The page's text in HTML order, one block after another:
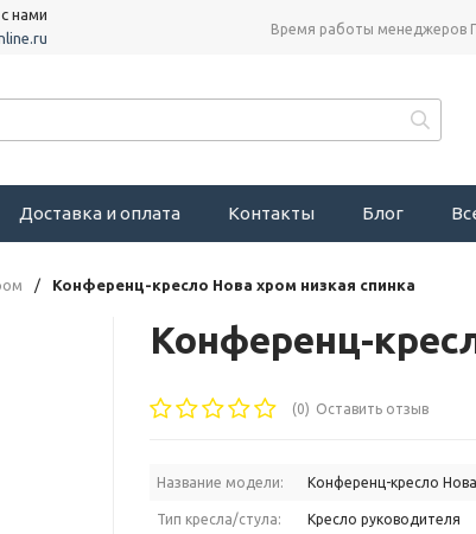
нами
Время работы менеджеров
Доставка и оплата Контакты Блог
/ Конференц-кресло Нова хром низкая спинка
Конференц-
(0) Оставить отзыв
Название модели: Конференц-кресло
Тип кресла/стула: Кресло руководителя